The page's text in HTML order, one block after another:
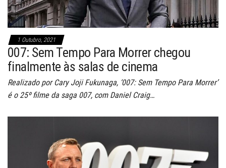
1 Outubro, 2021
007: Sem Tempo Para Morrer chegou
finalmente às salas de cinema
Realizado por Cary Joji Fukunaga, ‘007: Sem Tempo Para Morrer’
é o 25º filme da saga 007, com Daniel Craig…